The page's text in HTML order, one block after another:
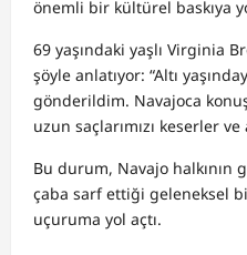
önemli bir kültürel baskıya
69 yaşındaki yaşlı Virginia
şöyle anlatıyor: “Altı
gönderildim. Navajoca
uzun saçlarımızı keserler ve
Bu durum, Navajo halkının
çaba sarf ettiği geleneksel
uçuruma yol açtı.